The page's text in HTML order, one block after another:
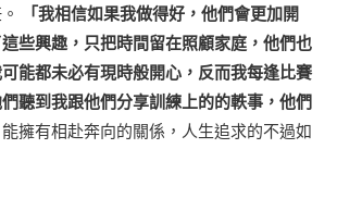
「我相信如果我做得好，他們會更加開
些興趣，只把時間留在照顧家庭，他們也
能都未必有現時般開心，反而我每逢比賽
聽到我跟他們分享訓練上的的軼事，他們
能擁有相赴奔向的關係，人生追求的不過如